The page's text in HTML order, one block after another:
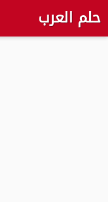
حلم العرب